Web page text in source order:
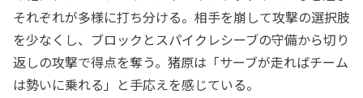
それぞれが多様に打ち分ける。相手を崩して攻撃の選択肢
を少なくし、ブロックとスパイクレシーブの守備から切り
返しの攻撃で得点を奪う。猪原は「サーブが走ればチーム
は勢いに乗れる」と手応えを感じている。